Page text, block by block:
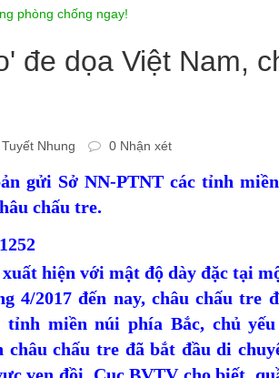
phòng chống ngay!
đe dọa Việt Nam,
Nhung 0 Nhận xét
gửi Sở NN-PTNT các tỉnh
chấu tre.
hiện với mật độ dày đặc tại
4/2017 đến nay, châu chấu
tỉnh miền núi phía Bắc, chủ
chấu tre đã bắt đầu di